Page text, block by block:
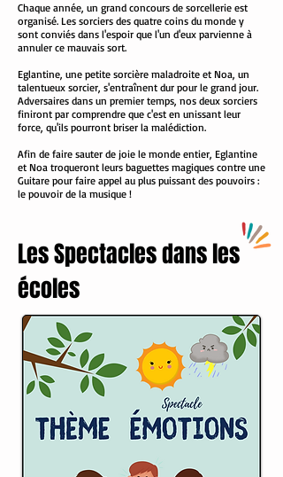
Chaque année, un grand concours de sorcellerie est
organisé. Les sorciers des quatre coins du monde y
sont conviés dans l'espoir que l'un d'eux parvienne à
annuler ce mauvais sort.
Eglantine, une petite sorcière maladroite et Noa, un
talentueux sorcier, s'entraînent dur pour le grand jour.
Adversaires dans un premier temps, nos deux sorciers
finiront par comprendre que c'est en unissant leur
force, qu'ils pourront briser la malédiction.
Afin de faire sauter de joie le monde entier, Eglantine
et Noa troqueront leurs baguettes magiques contre une
Guitare pour faire appel au plus puissant des pouvoirs :
le pouvoir de la musique !
Les Spectacles dans les
écoles